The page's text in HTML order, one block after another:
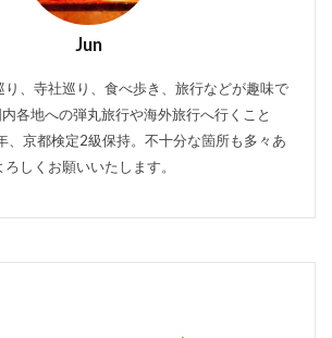
Jun
、寺社巡り、食べ歩き、旅行などが趣味で
各地への弾丸旅行や海外旅行へ行くこと
、京都検定2級保持。不十分な箇所も多々あ
しくお願いいたします。